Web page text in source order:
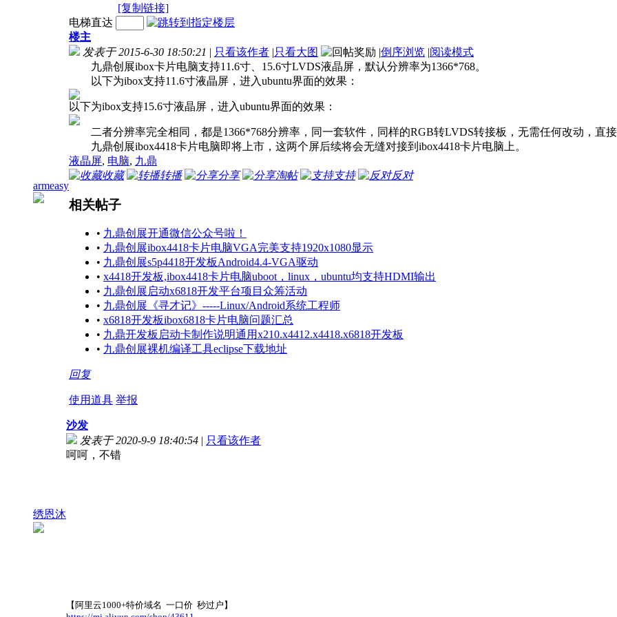
[复制链接]
armeasy
电梯直达
楼主
发表于 2015-6-30 18:50:21 | 只看该作者 |只看大图 |倒序浏览 |阅读模式
九鼎创展ibox卡片电脑支持11.6寸、15.6寸LVDS液晶屏，默认分辨率为1366*768。
以下为ibox支持11.6寸液晶屏，进入ubuntu界面的效果：
以下为ibox支持15.6寸液晶屏，进入ubuntu界面的效果：
二者分辨率完全相同，都是1366*768分辨率，同一套软件，同样的RGB转LVDS转接板，无需任何改动，直接
九鼎创展ibox4418卡片电脑即将上市，这两个屏后续将会无缝对接到ibox4418卡片电脑上。
液晶屏, 电脑, 九鼎
收藏
转播 分享 淘帖 支持 反对
相关帖子
• 九鼎创展开通微信公众号啦！
• 九鼎创展ibox4418卡片电脑VGA完美支持1920x1080显示
• 九鼎创展s5p4418开发板Android4.4-VGA驱动
• x4418开发板,ibox4418卡片电脑uboot，linux，ubuntu均支持HDMI输出
• 九鼎创展启动x6818开发平台项目众筹活动
• 九鼎创展《寻才记》-----Linux/Android系统工程师
• x6818开发板ibox6818卡片电脑问题汇总
• 九鼎开发板启动卡制作说明通用x210.x4412.x4418.x6818开发板
• 九鼎创展裸机编译工具eclipse下载地址
回复
使用道具 举报
绣恩沐
沙发
发表于 2020-9-9 18:40:54 | 只看该作者
呵呵，不错
【阿里云1000+特价域名 一口价 秒过户】